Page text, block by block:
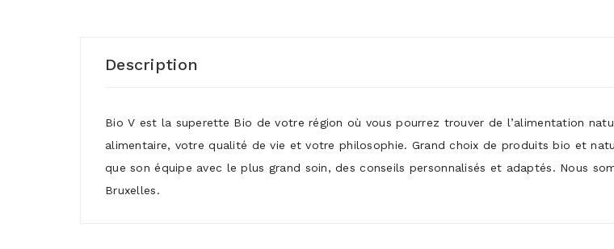
Description
Bio V est la superette Bio de votre région où vous pourrez trouver de l’alimentation
alimentaire, votre qualité de vie et votre philosophie. Grand choix de produits bio et
que son équipe avec le plus grand soin, des conseils personnalisés et adaptés. Nous
Bruxelles.